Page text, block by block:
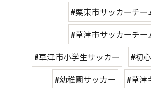
#栗東市サッカーチー
#草津市サッカーチー
#草津市小学生サッカー
#初
#幼稚園サッカー
#草津